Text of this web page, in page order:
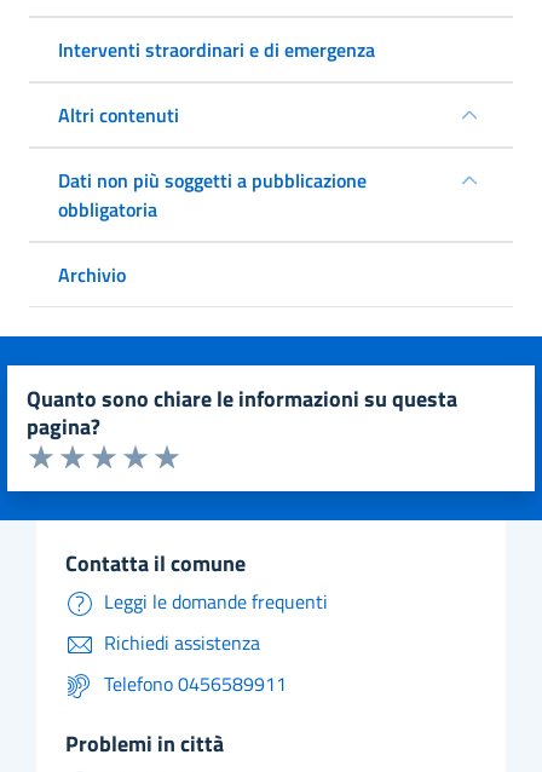
Interventi straordinari e di emergenza
Altri contenuti
Dati non più soggetti a pubblicazione
obbligatoria
Archivio
quanto sono chiare le informazioni su questa
pagina?
Valuta da 1 a 5 stelle la pagina
Valuta 5 stelle su 5
Valuta 4 stelle su 5
Valuta 3 stelle su 5
Valuta 2 stelle su 5
Valuta 1 stelle su 5
contatta il comune
Leggi le domande frequenti
Richiedi assistenza
Telefono 0456589911
problemi in città